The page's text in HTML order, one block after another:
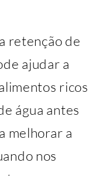
retenção de
ajudar a
ricos
água antes
melhorar a
nos